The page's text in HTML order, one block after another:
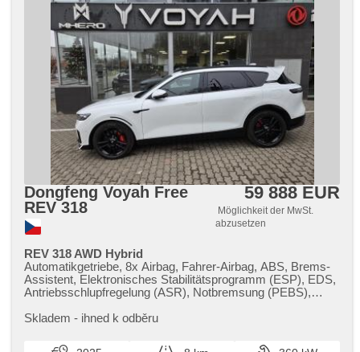
Dongfeng Voyah Free
REV 318
59 888 EUR
Möglichkeit der MwSt.
abzusetzen
REV 318 AWD Hybrid
Automatikgetriebe, 8x Airbag, Fahrer-Airbag, ABS, Brems-
Assistent, Elektronisches Stabilitätsprogramm (ESP), EDS,
Antriebsschlupfregelung (ASR), Notbremsung (PEBS),
(HSA), ukazatel rychlostního limitu (SLIF), Uhr Spur, Blind
jízdního pruhu, asistent jízdy v jízdním pruhu, Überwachung
Skladem ​- ihned k odběru